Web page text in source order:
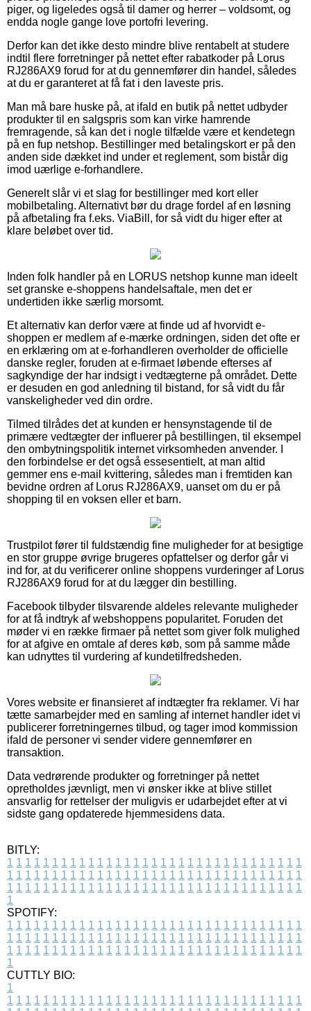
piger, og ligeledes også til damer og herrer – voldsomt, og
endda nogle gange love portofri levering.
Derfor kan det ikke desto mindre blive rentabelt at studere
indtil flere forretninger på nettet efter rabatkoder på Lorus
RJ286AX9 forud for at du gennemfører din handel, således
at du er garanteret at få fat i den laveste pris.
Man må bare huske på, at ifald en butik på nettet udbyder
produkter til en salgspris som kan virke hamrende
fremragende, så kan det i nogle tilfælde være et kendetegn
på en fup netshop. Bestillinger med betalingskort er på den
anden side dækket ind under et reglement, som bistår dig
imod uærlige e-forhandlere.
Generelt slår vi et slag for bestillinger med kort eller
mobilbetaling. Alternativt bør du drage fordel af en løsning
på afbetaling fra f.eks. ViaBill, for så vidt du higer efter at
klare beløbet over tid.
Inden folk handler på en LORUS netshop kunne man ideelt
set granske e-shoppens handelsaftale, men det er
undertiden ikke særlig morsomt.
Et alternativ kan derfor være at finde ud af hvorvidt e-
shoppen er medlem af e-mærke ordningen, siden det ofte er
en erklæring om at e-forhandleren overholder de officielle
danske regler, foruden at e-firmaet løbende efterses af
sagkyndige der har indsigt i vedtægterne på området. Dette
er desuden en god anledning til bistand, for så vidt du får
vanskeligheder ved din ordre.
Tilmed tilrådes det at kunden er hensynstagende til de
primære vedtægter der influerer på bestillingen, til eksempel
den ombytningspolitik internet virksomheden anvender. I
den forbindelse er det også essesentielt, at man altid
gemmer ens e-mail kvittering, således man i fremtiden kan
bevidne ordren af Lorus RJ286AX9, uanset om du er på
shopping til en voksen eller et barn.
Trustpilot fører til fuldstændig fine muligheder for at besigtige
en stor gruppe øvrige brugeres opfattelser og derfor går vi
ind for, at du verificerer online shoppens vurderinger af Lorus
RJ286AX9 forud for at du lægger din bestilling.
Facebook tilbyder tilsvarende aldeles relevante muligheder
for at få indtryk af webshoppens popularitet. Foruden det
møder vi en række firmaer på nettet som giver folk mulighed
for at afgive en omtale af deres køb, som på samme måde
kan udnyttes til vurdering af kundetilfredsheden.
Vores website er finansieret af indtægter fra reklamer. Vi har
tætte samarbejder med en samling af internet handler idet vi
publicerer forretningernes tilbud, og tager imod kommission
ifald de personer vi sender videre gennemfører en
transaktion.
Data vedrørende produkter og forretninger på nettet
opretholdes jævnligt, men vi ønsker ikke at blive stillet
ansvarlig for rettelser der muligvis er udarbejdet efter at vi
sidste gang opdaterede hjemmesidens data.
BITLY:
1 1 1 1 1 1 1 1 1 1 1 1 1 1 1 1 1 1 1 1 1 1 1 1 1 1 1 1 1 1 1 1 1
1 1 1 1 1 1 1 1 1 1 1 1 1 1 1 1 1 1 1 1 1 1 1 1 1 1 1 1 1 1 1 1 1
1 1 1 1 1 1 1 1 1 1 1 1 1 1 1 1 1 1 1 1 1 1 1 1 1 1 1 1 1 1 1 1 1
1
SPOTIFY:
1 1 1 1 1 1 1 1 1 1 1 1 1 1 1 1 1 1 1 1 1 1 1 1 1 1 1 1 1 1 1 1 1
1 1 1 1 1 1 1 1 1 1 1 1 1 1 1 1 1 1 1 1 1 1 1 1 1 1 1 1 1 1 1 1 1
1 1 1 1 1 1 1 1 1 1 1 1 1 1 1 1 1 1 1 1 1 1 1 1 1 1 1 1 1 1 1 1 1
1
CUTTLY BIO:
1
1 1 1 1 1 1 1 1 1 1 1 1 1 1 1 1 1 1 1 1 1 1 1 1 1 1 1 1 1 1 1 1 1